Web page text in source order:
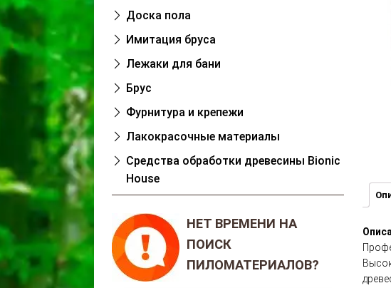
Доска пола
Имитация бруса
Лежаки для бани
Брус
Фурнитура и крепежи
Лакокрасочные материалы
Cредства обработки древесины Bionic
House
НЕТ ВРЕМЕНИ НА
ПОИСК
ПИЛОМАТЕРИАЛОВ?